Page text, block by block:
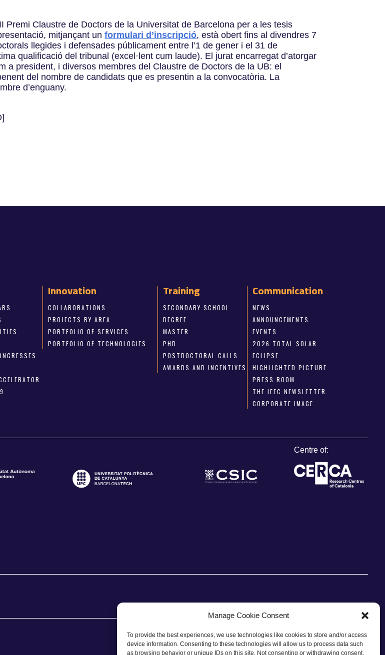
Manage Cookie Consent
To provide the best experiences, we use technologies like cookies to store and/or access
device information. Consenting to these technologies will allow us to process data such
as browsing behavior or unique IDs on this site. Not consenting or withdrawing consent,
Premi Claustre de Doctors de la Universitat de Barcelona per a les tesis
mitjançant unformulari d’inscripció, està obert fins al divendres 7
llegides i defensades públicament entre l’1 de gener i el 31 de
qualificació del tribunal (excel·lent cum laude). El jurat encarregat d’atorgar
a president, i diversos membres del Claustre de Doctors de la UB: el
del nombre de candidats que es presentin a la convocatòria. La
d’enguany.
Innovation
COLLABORATIONS
PROJECTS BY AREA
PORTFOLIO OF SERVICES
PORTFOLIO OF TECHNOLOGIES
Training
SECONDARY SCHOOL
DEGREE
MASTER
PHD
POSTDOCTORAL CALLS
AWARDS AND INCENTIVES
Communication
NEWS
ANNOUNCEMENTS
EVENTS
2026 TOTAL SOLAR
ECLIPSE
HIGHLIGHTED PICTURE
PRESS ROOM
THE IEEC NEWSLETTER
CORPORATE IMAGE
Centre of:
CONTACT